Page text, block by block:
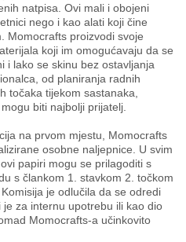
natpisa. Ovi mali i obojeni
nego i kao alati koji čine
Momocrafts proizvodi svoje
koji im omogućavaju da se
i lako se skinu bez ostavljanja
od planiranja radnih
točaka tijekom sastanaka,
biti najbolji prijatelj.
na prvom mjestu, Momocrafts
osobne naljepnice. U svim
papiri mogu se prilagoditi s
s člankom 1. stavkom 2. točkom
je odlučila da se odredi
za internu upotrebu ili kao dio
Momocrafts-a učinkovito